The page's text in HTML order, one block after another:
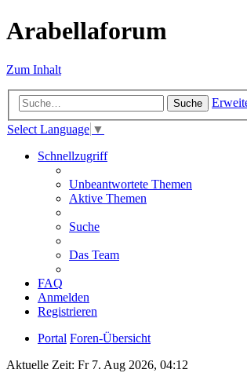
Arabellaforum
Zum Inhalt
Suche
Select Language ▼
Schnellzugriff
Unbeantwortete Themen
Aktive Themen
Suche
Das Team
FAQ
Anmelden
Registrieren
Portal Foren-Übersicht
Aktuelle Zeit: Fr 7. Aug 2026, 04:12